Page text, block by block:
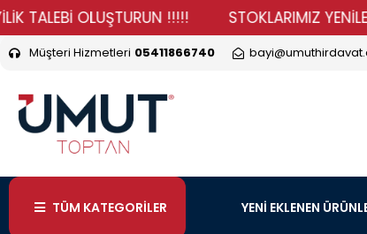
OLUŞTURUN !!!!! STOKLARIMIZ YENİLENDİ
Müşteri Hizmetleri 05411866740
TÜM KATEGORİLER YENİ EKLENEN